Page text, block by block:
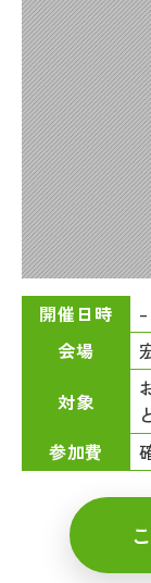
開催日時
–
会場
対象
参加費